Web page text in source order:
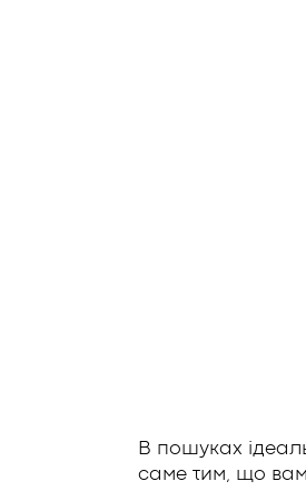
В пошуках
саме тим, що